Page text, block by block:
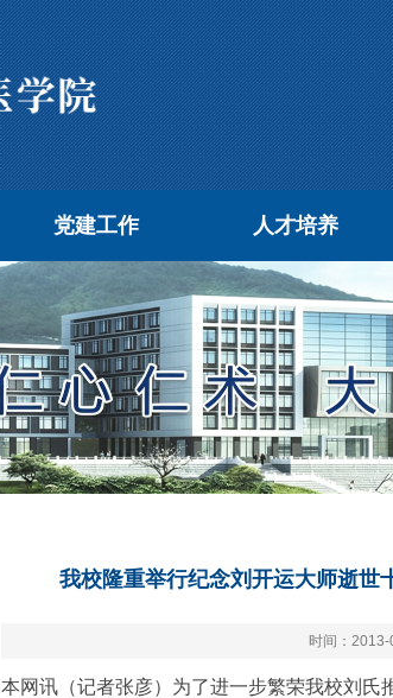
党建工作 人才培养
我校隆重举行纪念刘开运大师逝世
时间：
本网讯（记者张彦）为了进一步繁荣我校刘氏